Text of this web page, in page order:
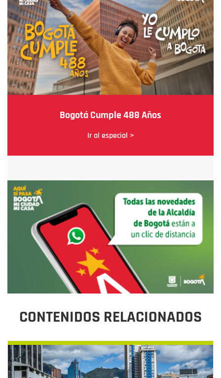
Bogotá Cumple 488 Años
Ir al especial >
CONTENIDOS RELACIONADOS